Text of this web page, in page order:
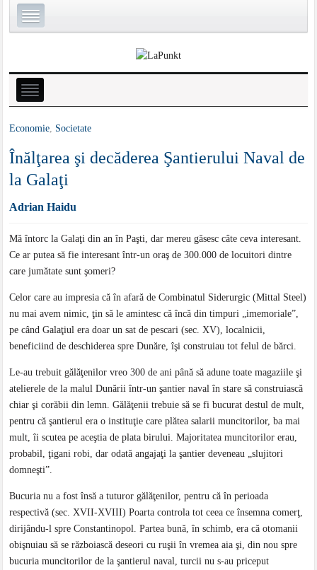
Economie, Societate
Înălţarea şi decăderea Şantierului Naval de
la Galaţi
Adrian Haidu
Mă întorc la Galaţi din an în Paşti, dar mereu găsesc câte ceva interesant.
Ce ar putea să fie interesant într-un oraş de 300.000 de locuitori dintre
care jumătate sunt şomeri?
Celor care au impresia că în afară de Combinatul Siderurgic (Mittal Steel)
nu mai avem nimic, ţin să le amintesc că încă din timpuri „imemoriale”,
pe când Galaţiul era doar un sat de pescari (sec. XV), localnicii,
beneficiind de deschiderea spre Dunăre, îşi construiau tot felul de bărci.
Le-au trebuit gălăţenilor vreo 300 de ani până să adune toate magaziile şi
atelierele de la malul Dunării într-un şantier naval în stare să construiască
chiar şi corăbii din lemn. Gălăţenii trebuie să se fi bucurat destul de mult,
pentru că şantierul era o instituţie care plătea salarii muncitorilor, ba mai
mult, îi scutea pe aceştia de plata birului. Majoritatea muncitorilor erau,
probabil, ţigani robi, dar odată angajaţi la şantier deveneau „slujitori
domneşti”.
Bucuria nu a fost însă a tuturor gălăţenilor, pentru că în perioada
respectivă (sec. XVII-XVIII) Poarta controla tot ceea ce însemna comerţ,
dirijându-l spre Constantinopol. Partea bună, în schimb, era că otomanii
obişnuiau să se războiască deseori cu ruşii în vremea aia şi, din nou spre
bucuria muncitorilor de la şantierul naval, turcii nu s-au priceput